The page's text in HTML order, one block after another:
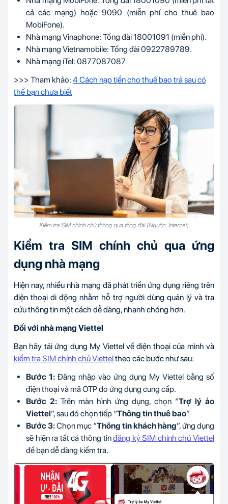
cả các mạng) hoặc 9090 (miễn phí cho thuê bao
MobiFone).
Nhà mạng Vinaphone: Tổng đài 18001091 (miễn phí).
Nhà mạng Vietnamobile: Tổng đài0922789789.
Nhà mạng iTel: 0877087087
>>> Tham khảo: 4 Cách nạp tiền cho thuê bao trả sau có
thể bạn chưa biết
Kiểm tra SIM chính chủ thông qua tổng đài (Nguồn: Internet)
Kiểm tra SIM chính chủ qua ứng
dụng nhà mạng
Hiện nay, nhiều nhà mạng đã phát triển ứng dụng riêng trên
điện thoại di động nhằm hỗ trợ người dùng quản lý và tra
cứu thông tin một cách dễ dàng, nhanh chóng hơn.
Đối với nhà mạng Viettel
Bạn hãy tải ứng dụng My Viettel về điện thoại của mình và
kiểm tra SIM chính chủ Vietteltheo các bước như sau:
Bước 1: Đăng nhập vào ứng dụng My Viettel bằng số
điện thoại và mã OTP do ứng dụng cung cấp.
Bước 2: Trên màn hình ứng dụng, chọn “Trợ lý ảo
Viettel”, sau đó chọn tiếp “Thông tin thuê bao”
Bước 3:Chọn mục “Thông tin khách hàng”, ứng dụng
sẽ hiện ra tất cả thông tinđăng ký SIM chính chủ Viettel
để bạn dễ dàng kiểm tra.